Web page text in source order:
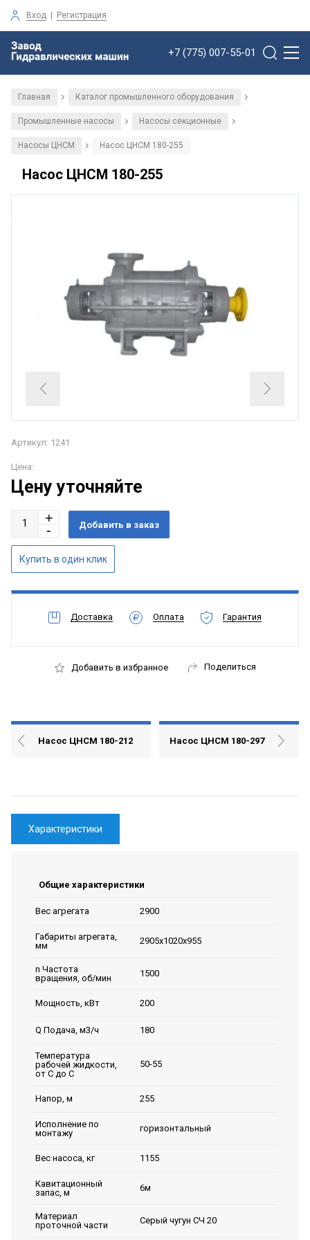
Вход | Регистрация
+7 (775) 007-55-01
Главная / Каталог промышленного оборудования /
Промышленные насосы / Насосы секционные /
Насосы ЦНСМ / Насос ЦНСМ 180-255
Насос ЦНСМ 180-255
Артикул: 1241
Цена:
Цену уточняйте
Доставка Оплата Гарантия
Добавить в избранное Поделиться
Насос ЦНСМ 180-212 Насос ЦНСМ 180-297
Характеристики
Общие характеристики
Вес агрегата 2900
Габариты агрегата,
мм
2905х1020х955
n Частота
вращения, об/мин
1500
Мощность, кВт 200
Q Подача, м3/ч 180
Температура
рабочей жидкости,
от С до С
50-55
Напор, м 255
Исполнение по
монтажу
горизонтальный
Вес насоса, кг 1155
Кавитационный
запас, м
6м
Материал
проточной части
Серый чугун СЧ 20